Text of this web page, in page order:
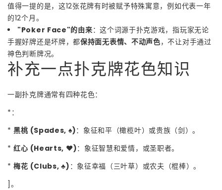
值得一提的是，这12张花牌有时被赋予特殊寓意，例如代表一年
的12个月。
"Poker Face"的由来：这个词源于扑克游戏，指玩家无论
手握好牌还是坏牌，都保持面无表情、不动声色，不让对手通过
神色判断牌况。
补充一点扑克牌花色知识
一副扑克牌通常有四种花色：
*：
*黑桃 (Spades, ♠)：象征和平（橄榄叶）或贵族（剑）。
*红心 (Hearts, ♥)：象征智慧和爱情，或圣职者。
*梅花 (Clubs, ♣) ：象征幸福（三叶草）或农夫（棍棒）。
]。